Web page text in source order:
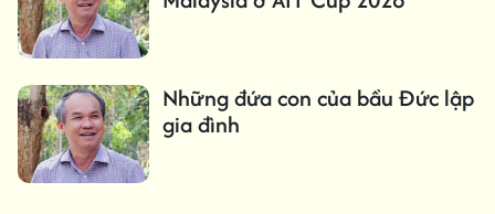
Những đứa con của bầu Đức lập
gia đình